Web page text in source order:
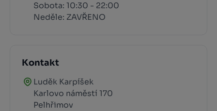
Sobota: 10:30 - 22:00
Neděle: ZAVŘENO
Kontakt
Luděk Karpíšek
Karlovo náměstí 170
Pelhřimov